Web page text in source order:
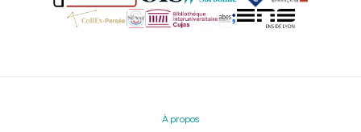
Menu
À propos